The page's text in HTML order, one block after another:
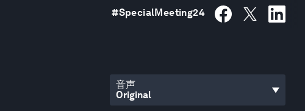
#SpecialMeeting24
音声